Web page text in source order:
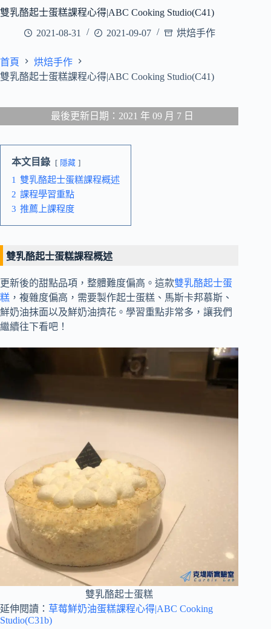
雙乳酪起士蛋糕課程心得|ABC Cooking Studio(C41)
2021-08-31
2021-09-07 烘焙手作
首頁
烘焙手作
雙乳酪起士蛋糕課程心得|ABC Cooking Studio(C41)
最後更新日期：2021 年 09 月 7 日
本文目錄 隱藏
1 雙乳酪起士蛋糕課程概述
2 課程學習重點
3 推薦上課程度
雙乳酪起士蛋糕課程概述
更新後的甜點品項，整體難度偏高。這款雙乳酪起士蛋
糕 ，複雜度偏高，需要製作起士蛋糕、馬斯卡邦慕斯、
鮮奶油抹面以及鮮奶油擠花。學習重點非常多，讓我們
繼續往下看吧！
雙乳酪起士蛋糕
延伸閱讀： 草莓鮮奶油蛋糕課程心得|ABC Cooking
Studio(C31b)